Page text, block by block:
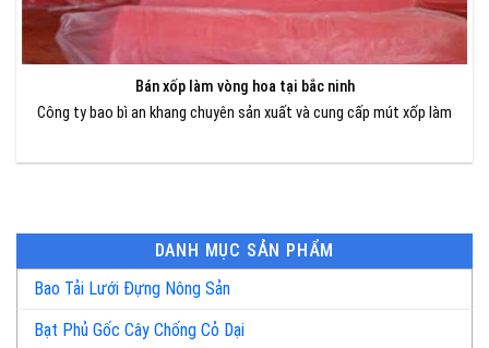
Bán xốp làm vòng hoa tại bắc ninh
Công ty bao bì an khang chuyên sản xuất và cung cấp mút xốp làm
DANH MỤC SẢN PHẨM
Bao Tải Lưới Đựng Nông Sản
Bạt Phủ Gốc Cây Chống Cỏ Dại